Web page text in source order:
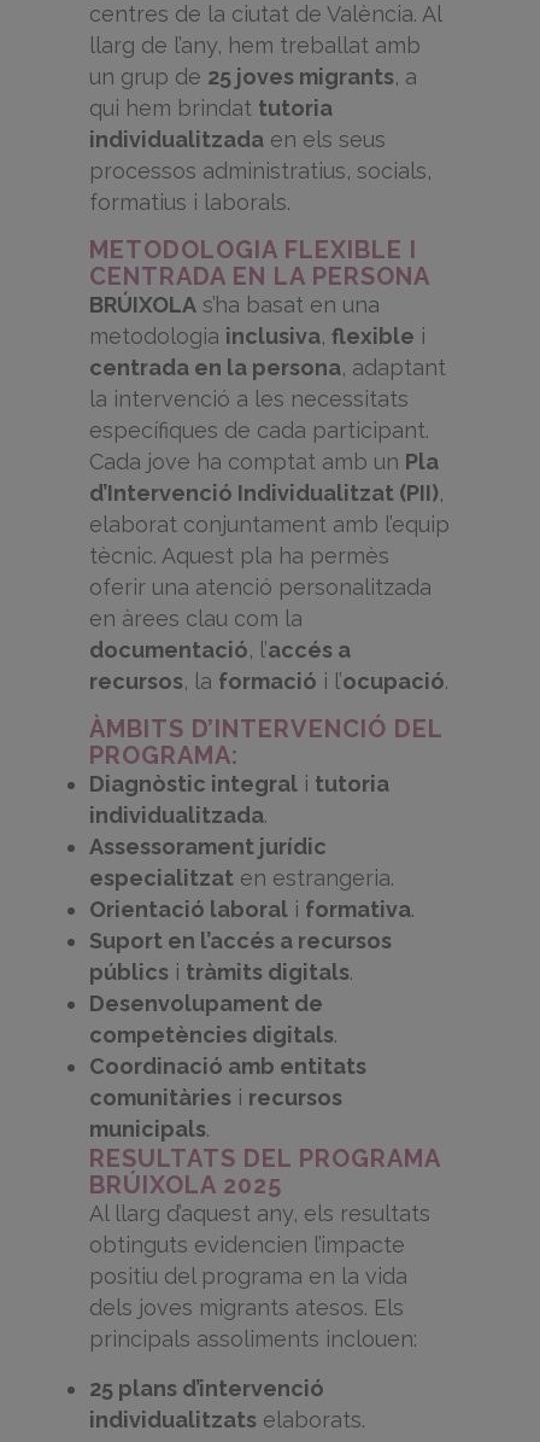
centres de la ciutat de València. Al
llarg de l’any, hem treballat amb
un grup de 25 joves migrants, a
qui hem brindat tutoria
individualitzada en els seus
processos administratius, socials,
formatius i laborals.
METODOLOGIA FLEXIBLE I
CENTRADA EN LA PERSONA
BRÚIXOLA s’ha basat en una
metodologia inclusiva, flexible i
centrada en la persona, adaptant
la intervenció a les necessitats
específiques de cada participant.
Cada jove ha comptat amb un Pla
d’Intervenció Individualitzat (PII),
elaborat conjuntament amb l’equip
tècnic. Aquest pla ha permès
oferir una atenció personalitzada
en àrees clau com la
documentació, l’accés a
recursos, la formació i l’ocupació.
ÀMBITS D’INTERVENCIÓ DEL
PROGRAMA:
Diagnòstic integral i tutoria
individualitzada.
Assessorament jurídic
especialitzat en estrangeria.
Orientació laboral i formativa.
Suport en l’accés a recursos
públics i tràmits digitals.
Desenvolupament de
competències digitals.
Coordinació amb entitats
comunitàries i recursos
municipals.
RESULTATS DEL PROGRAMA
BRÚIXOLA 2025
Al llarg d’aquest any, els resultats
obtinguts evidencien l’impacte
positiu del programa en la vida
dels joves migrants atesos. Els
principals assoliments inclouen:
25 plans d’intervenció
individualitzats elaborats.